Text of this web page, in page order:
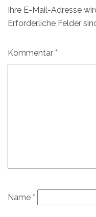
Ihre E-Mail-Adresse
Erforderliche Felder
Kommentar *
Name *